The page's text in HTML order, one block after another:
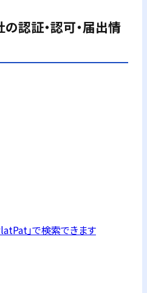
の認証・認可・届出情
」で検索できます